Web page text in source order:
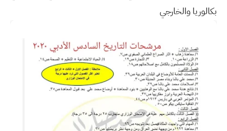
بكالوريا والخارجي